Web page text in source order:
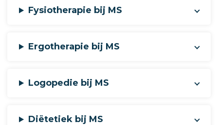
Fysiotherapie bij MS
Ergotherapie bij MS
Logopedie bij MS
Diëtetiek bij MS